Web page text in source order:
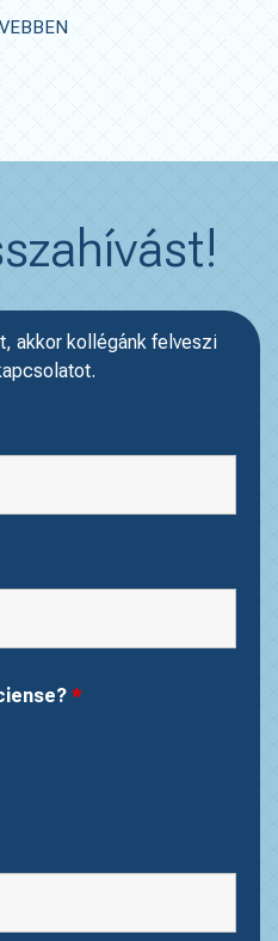
akkor kollégánk felveszi
*